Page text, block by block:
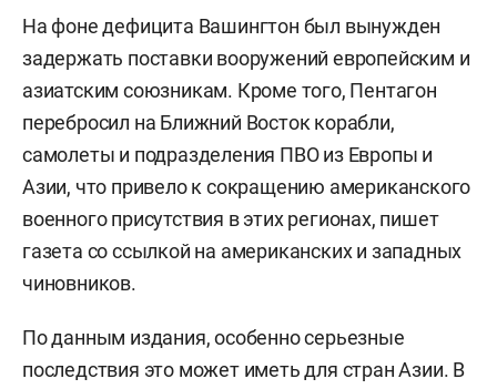
На фоне дефицита Вашингтон был вынужден
задержать поставки вооружений европейским и
азиатским союзникам. Кроме того, Пентагон
перебросил на Ближний Восток корабли,
самолеты и подразделения ПВО из Европы и
Азии, что привело к сокращению американского
военного присутствия в этих регионах, пишет
газета со ссылкой на американских и западных
чиновников.
По данным издания, особенно серьезные
последствия это может иметь для стран Азии. В